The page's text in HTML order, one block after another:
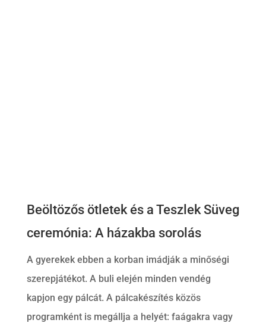
Beöltözős ötletek és a Teszlek Süveg
ceremónia: A házakba sorolás
A gyerekek ebben a korban imádják a minőségi
szerepjátékot. A buli elején minden vendég
kapjon egy pálcát. A pálcakészítés közös
programként is megállja a helyét: faágakra vagy